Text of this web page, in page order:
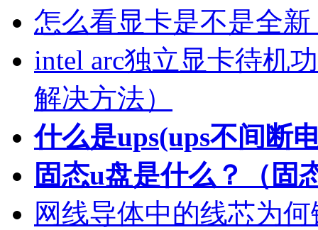
怎么看显卡是不是全
intel arc独立显卡待机
解决方法）
什么是ups(ups不间断
固态u盘是什么？（固
网线导体中的线芯为